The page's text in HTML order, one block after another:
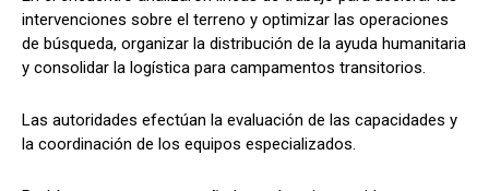
intervenciones sobre el terreno y optimizar las operaciones
de búsqueda, organizar la distribución de la ayuda humanitaria
y consolidar la logística para campamentos transitorios.
Las autoridades efectúan la evaluación de las capacidades y
la coordinación de los equipos especializados.